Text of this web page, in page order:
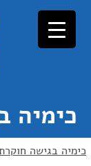
כימיה
כימיה בגישה